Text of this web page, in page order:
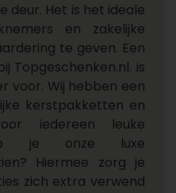
deur. Het is het ideale
en zakelijke
te geven. Een
Topgeschenken.nl. is
voor. Wij hebben een
kerstpakketten en
iedereen leuke
je onze luxe
Hiermee zorg je
zich extra verwend